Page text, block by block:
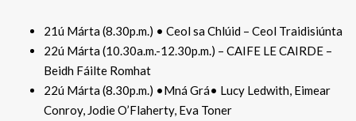
21ú Márta (8.30p.m.) • Ceol sa Chlúid – Ceol Traidisiúnta
22ú Márta (10.30a.m.-12.30p.m.) – CAIFE LE CAIRDE –
Beidh Fáilte Romhat
22ú Márta (8.30p.m.) •Mná Grá• Lucy Ledwith, Eimear
Conroy, Jodie O’Flaherty, Eva Toner